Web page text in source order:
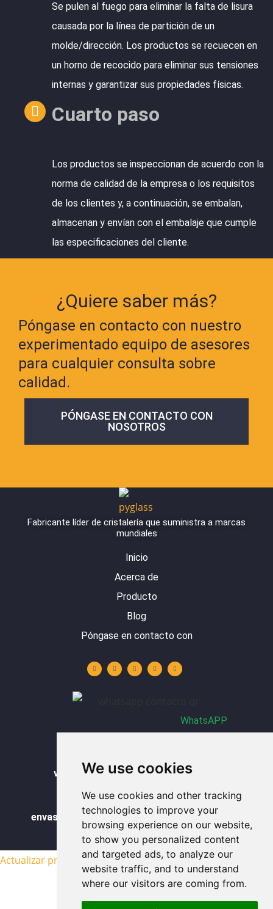
We use cookies
We use cookies and other tracking
technologies to improve your
browsing experience on our website,
to show you personalized content
and targeted ads, to analyze our
website traffic, and to understand
where our visitors are coming from.
Se pulen al fuego para eliminar la falta de lisura
causada por la línea de partición de un
molde/dirección. Los productos se recuecen en
un horno de recocido para eliminar sus tensiones
internas y garantizar sus propiedades físicas.
Cuarto paso
Los productos se inspeccionan de acuerdo con la
norma de calidad de la empresa o los requisitos
de los clientes y, a continuación, se embalan,
almacenan y envían con el embalaje que cumple
las especificaciones del cliente.
¿Quiere saber más?
Póngase en contacto con nuestro
experimentado equipo de asesores
para cualquier consulta sobre
calidad.
PÓNGASE EN CONTACTO CON
NOSOTROS
Fabricante líder de cristalería que suministra a marcas
mundiales
Inicio
Acerca de
Producto
Blog
Póngase en contacto con
u
t
u
n
k
e
s
t
a
c
e
b
a
t
s
WhatsAPP
vaso de vidrio con tapa al por mayor
vasos de cristal al por mayor
envases de vidrio para alimentos al por mayor
mapa del sitio
Actualizar preferencias de cookies